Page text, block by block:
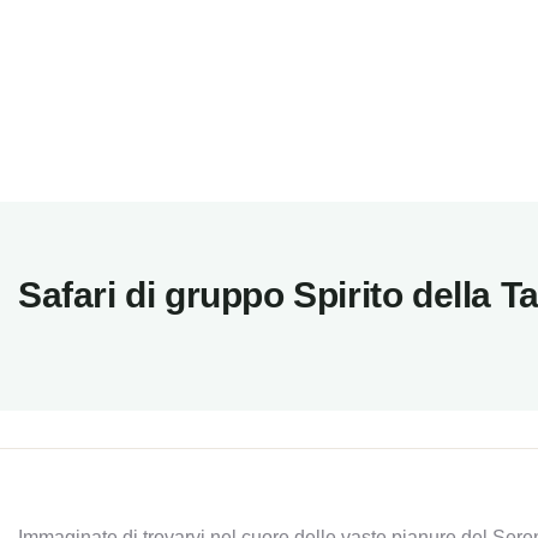
Safari di gruppo Spirito della